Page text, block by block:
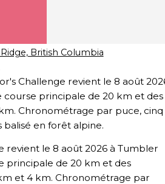
British Columbia
Challenge revient le 8 août
course principale de 20 km et
Chronométrage par puce,
balisé en forêt alpine.
revient le 8 août 2026 à Tumbler
principale de 20 km et des
et 4 km. Chronométrage par